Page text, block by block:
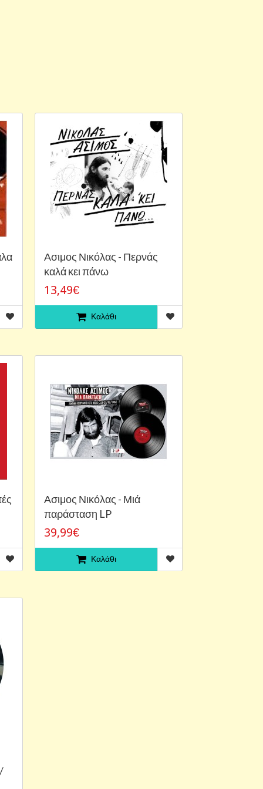
Ασιμος Νικόλας - Περνάς
καλά κει πάνω
13,49€
Καλάθι
Ασιμος Νικόλας - Μιά
παράσταση LP
39,99€
Καλάθι